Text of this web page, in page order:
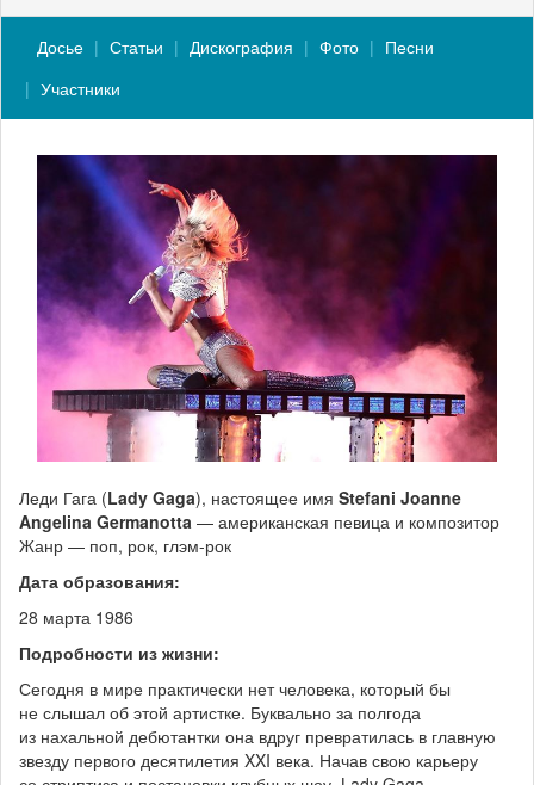
Досье Статьи Дискография Фото
Песни
Участники
Леди Гага (Lady Gaga), настоящее имя Stefani Joanne
Angelina Germanotta — американская певица и композитор
Жанр — поп, рок, глэм-рок
Дата образования:
28 марта 1986
Подробности из жизни:
Сегодня в мире практически нет человека, который бы
не слышал об этой артистке. Буквально за полгода
из нахальной дебютантки она вдруг превратилась в главную
звезду первого десятилетия XXI века. Начав свою карьеру